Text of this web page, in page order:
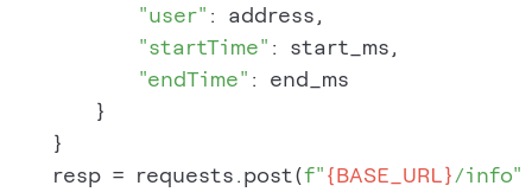
"user" : address,
"startTime" : start_ms,
"endTime" : end_ms
        }
    }
    resp = requests.post(
f"{BASE_URL}/info"